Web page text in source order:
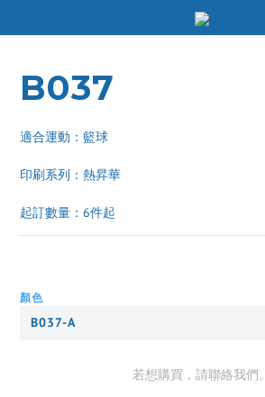
B037
適合運動：籃球
印刷系列：熱昇華
起訂數量：6件起
顏色
若想購買，請聯絡我們。